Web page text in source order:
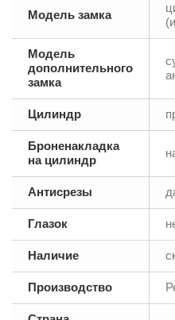
Модель замка
Модель
дополнительного
замка
Цилиндр
Броненакладка
на цилиндр
Антисрезы
Глазок
Наличие
Производство